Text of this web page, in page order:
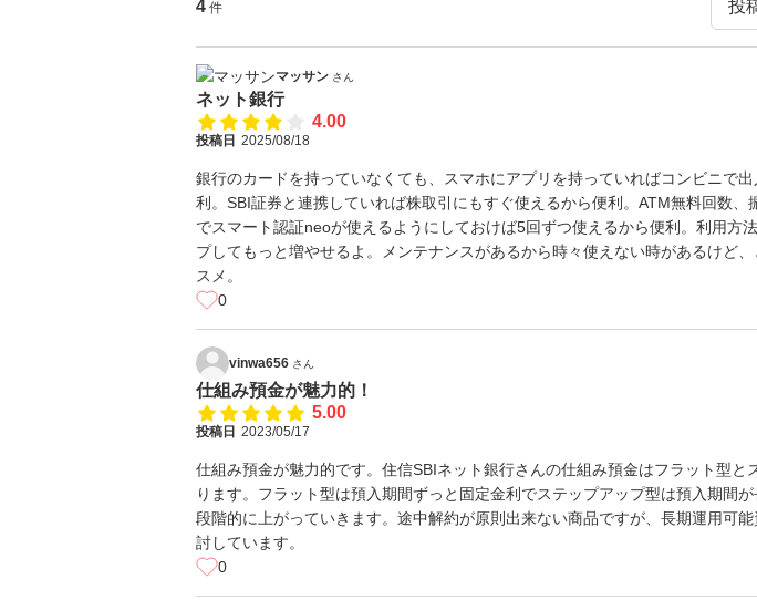
4 件
マッサン さん
ネット銀行
4.00
投稿日 2025/08/18
銀行のカードを持っていなくても、スマホにアプリを持っていればコンビニで
利。SBI証券と連携していれば株取引にもすぐ使えるから便利。ATM無料回数、
でスマート認証neoが使えるようにしておけば5回ずつ使えるから便利。利用方
プしてもっと増やせるよ。メンテナンスがあるから時々使えない時があるけど
スメ。
0
vinwa656 さん
仕組み預金が魅力的！
5.00
投稿日 2023/05/17
仕組み預金が魅力的です。住信SBIネット銀行さんの仕組み預金はフラット型と
ります。フラット型は預入期間ずっと固定金利でステップアップ型は預入期間
段階的に上がっていきます。途中解約が原則出来ない商品ですが、長期運用可
討しています。
0